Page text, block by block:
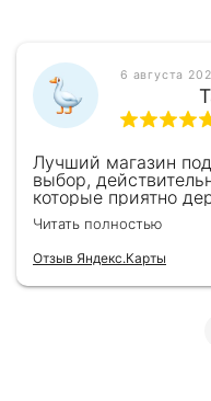
6 августа
Лучший магазин
выбор,
которые приятно
здесь уже второй
всегда всё
консультантами до
Однозначно
Читать полностью
Отзыв Яндекс.Карты